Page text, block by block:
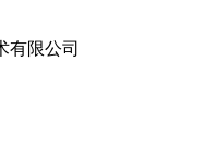
有限公司